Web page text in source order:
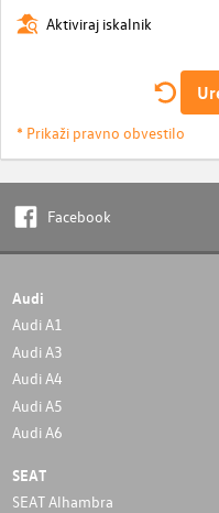
Aktiviraj iskalnik
* Prikaži pravno obvestilo
Facebook
Audi
Audi A1
Audi A3
Audi A4
Audi A5
Audi A6
SEAT
SEAT Alhambra